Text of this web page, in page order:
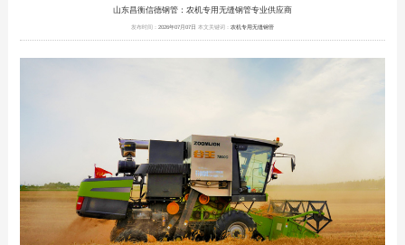
山东昌衡信德钢管：农机专用无缝钢管专业供应商
发布时间： 2026年07月07日 本文关键词： 农机专用无缝钢管